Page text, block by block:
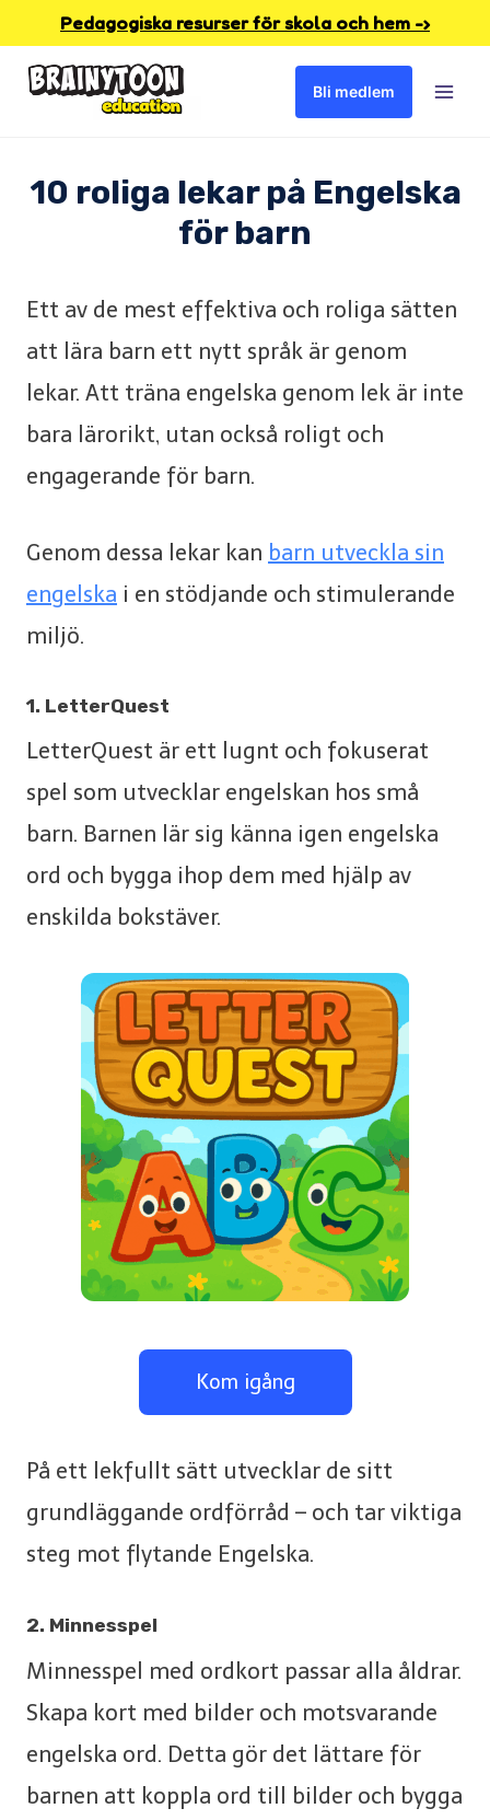
content
Pedagogiska resurser för skola och hem -›
Bli medlem
10 roliga lekar på Engelska
för barn
Ett av de mest effektiva och roliga sätten
att lära barn ett nytt språk är genom
lekar. Att träna engelska genom lek är inte
bara lärorikt, utan också roligt och
engagerande för barn.
Genom dessa lekar kan barn utveckla sin
engelska i en stödjande och stimulerande
miljö.
1. LetterQuest
LetterQuest är ett lugnt och fokuserat
spel som utvecklar engelskan hos små
barn. Barnen lär sig känna igen engelska
ord och bygga ihop dem med hjälp av
enskilda bokstäver.
Kom igång
På ett lekfullt sätt utvecklar de sitt
grundläggande ordförråd – och tar viktiga
steg mot flytande Engelska.
2. Minnesspel
Minnesspel med ordkort passar alla åldrar.
Skapa kort med bilder och motsvarande
engelska ord. Detta gör det lättare för
barnen att koppla ord till bilder och bygga